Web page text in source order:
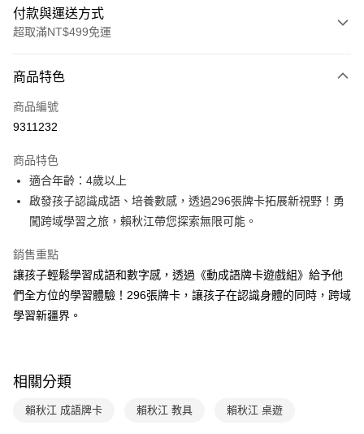
付款與運送方式
超取滿NT$499免運
信用卡一次付款
LINE Pay
大哥付你分期
相關說明
【大哥付你分期使用說明】
1.本服務由台灣大哥大提供，台灣大哥大用戶可立即使用無須另外申請。
流程，驗證手機門號後，選擇欲分期的期數、繳款截止日，確認付款後即完
成交易。
3.實際核准額度、可分期數及費用金額請依後續交易確認頁面所載為準。
4.訂單成立30分鐘內，如未前往確認交易或遇審核未通過，訂單將自動取
消。如遇「轉專審核」未通過狀況，表示未達大哥付你分期系統評分，恕無
醒簡訊。
2.透過簡訊連結打開帳單後，可選擇「超商條碼／台灣大直營門市／銀行轉
帳／街口支付／iPASS MONEY」等通路繳費。
AFTEE先享後付
相關說明
AFTEE先享後付是「在收到商品之後才付款」的支付方式。 讓您購物簡單
便利好安心！
１．簡單：不需註冊會員、不需綁卡、不需儲值。
２．便利：只要手機號碼，簡訊認證，即可結帳。
１．於結帳方式選擇「AFTEE先享後付」後，將跳轉至「AFTEE先享後付」
２．訂單成立數日內，您將收到繳費通知簡訊。
ATM付款
運送方式
每筆NT$70，滿NT$800(含以上)免運費
商品特色
商品編號
9311232
商品特色
適合年齡：4歲以上
啟發孩子認識成語、培養數感，透過296張牌卡拓展新視野！勇
闖跨域學習之旅，賴秋江帶您探索無限可能。
銷售重點
讓孩子輕鬆學習成語和數字感，透過《動成語牌卡遊戲組》給予他
們全方位的學習體驗！296張牌卡，讓孩子在認識身體的同時，跨域
學習新疆界。
相關分類
賴秋江 成語牌卡 賴秋江 教具 賴秋江 桌遊